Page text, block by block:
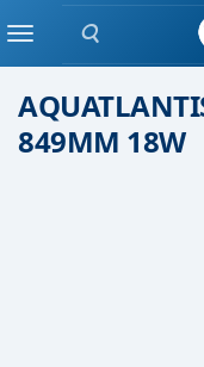
Zoeken
MenuAquatlantis
849MM 18W